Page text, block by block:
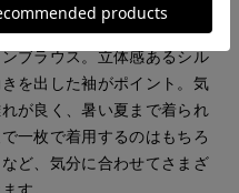
ブラウス。立体感あるシル
を出した袖がポイント。気
が良く、暑い夏まで着られ
一枚で着用するのはもちろ
ど、気分に合わせてさまざ
す。